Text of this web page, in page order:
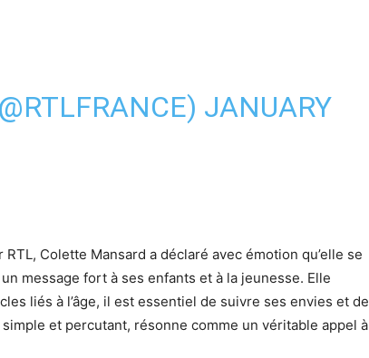
JANUARY
Colette Mansard a déclaré avec émotion qu’elle se
message fort à ses enfants et à la jeunesse. Elle
liés à l’âge, il est essentiel de suivre ses envies et de
et percutant, résonne comme un véritable appel à